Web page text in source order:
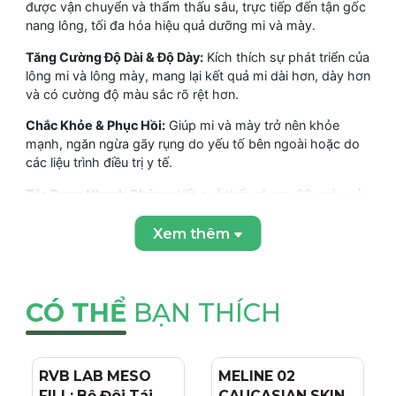
được vận chuyển và thẩm thấu sâu, trực tiếp đến tận gốc
nang lông, tối đa hóa hiệu quả dưỡng mi và mày.
Tăng Cường Độ Dài & Độ Dày: Kích thích sự phát triển của
lông mi và lông mày, mang lại kết quả mi dài hơn, dày hơn
và có cường độ màu sắc rõ rệt hơn.
Chắc Khỏe & Phục Hồi: Giúp mi và mày trở nên khỏe
mạnh, ngăn ngừa gãy rụng do yếu tố bên ngoài hoặc do
các liệu trình điều trị y tế.
Tác Dụng Nhanh Chóng:
Kết quả thấy rõ sau 28 ngày sử
dụng liên tục, và đạt hiệu quả tối đa sau 6-8 tuần.
Dưỡng Ẩm & Chống Oxy Hóa:Chứa Hyaluronic Acid
CHẤT SESDERMA SESLASH Eyelash & Brow Enhancing
Serum
Xem thêm
CÓ THỂ BẠN THÍCH
- 4%
RVB LAB MESO
MELINE 02